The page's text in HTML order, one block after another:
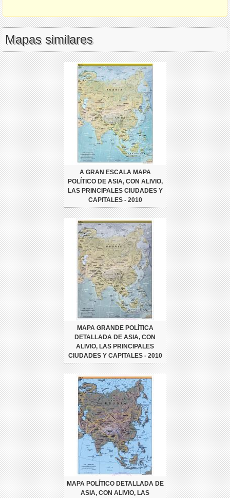
Mapas similares
A GRAN ESCALA MAPA
POLÍTICO DE ASIA, CON ALIVIO,
LAS PRINCIPALES CIUDADES Y
CAPITALES - 2010
MAPA GRANDE POLÍTICA
DETALLADA DE ASIA, CON
ALIVIO, LAS PRINCIPALES
CIUDADES Y CAPITALES - 2010
MAPA POLÍTICO DETALLADA DE
ASIA, CON ALIVIO, LAS